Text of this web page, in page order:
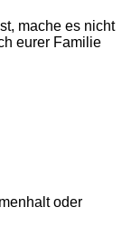
mache es nicht
eurer Familie
oder